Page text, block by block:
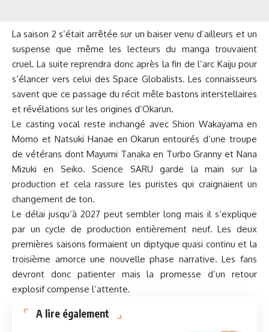
La saison 2 s’était arrêtée sur un baiser venu d’ailleurs et un
suspense que même les lecteurs du manga trouvaient
cruel. La suite reprendra donc après la fin de l’arc Kaiju pour
s’élancer vers celui des Space Globalists. Les connaisseurs
savent que ce passage du récit mêle bastons interstellaires
et révélations sur les origines d’Okarun.
Le casting vocal reste inchangé avec Shion Wakayama en
Momo et Natsuki Hanae en Okarun entourés d’une troupe
de vétérans dont Mayumi Tanaka en Turbo Granny et Nana
Mizuki en Seiko. Science SARU garde la main sur la
production et cela rassure les puristes qui craignaient un
changement de ton.
Le délai jusqu’à 2027 peut sembler long mais il s’explique
par un cycle de production entièrement neuf. Les deux
premières saisons formaient un diptyque quasi continu et la
troisième amorce une nouvelle phase narrative. Les fans
devront donc patienter mais la promesse d’un retour
explosif compense l’attente.
A lire également